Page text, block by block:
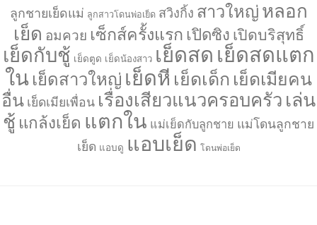
ลูกชายเย็ดแม่ ลูกสาวโดนพ่อเย็ด สวิงกิ้ง สาวใหญ่ หลอก
เย็ด อมควย เซ็กส์ครั้งแรก เปิดซิง เปิดบริสุทธิ์
เย็ดกับชู้ เย็ดตูด เย็ดน้องสาว เย็ดสด เย็ดสดแตก
ใน เย็ดสาวใหญ่ เย็ดหี เย็ดเด็ก เย็ดเมียคน
อื่น เย็ดเมียเพื่อน เรื่องเสียวแนวครอบครัว เล่น
ชู้ แกล้งเย็ด แตกใน แม่เย็ดกับลูกชาย แม่โดนลูกชาย
เย็ด แอบดู แอบเย็ด โดนพ่อเย็ด